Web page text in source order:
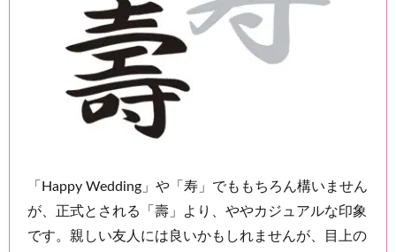
「Happy Wedding」や「寿」でももちろん構いません
が、正式とされる「壽」より、ややカジュアルな印象
です。親しい友人には良いかもしれませんが、目上の